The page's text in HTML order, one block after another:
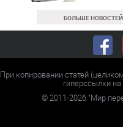
БОЛЬШЕ НОВОСТЕЙ
При копировании статей
гиперссылки на
©2011-2026 "Мир